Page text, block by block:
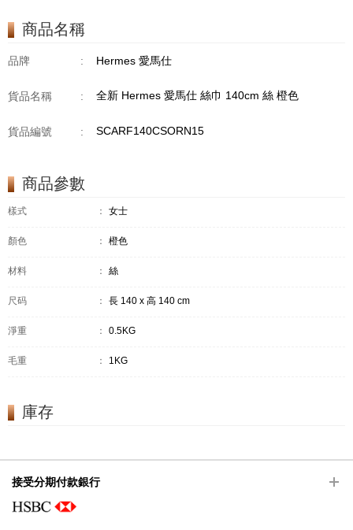
商品名稱
品牌 : Hermes 愛馬仕
貨品名稱 : 全新 Hermes 愛馬仕 絲巾 140cm 絲 橙色
貨品編號 : SCARF140CSORN15
商品參數
樣式 ： 女士
顏色 ： 橙色
材料 ： 絲
尺码 ： 長 140 x 高 140 cm
淨重 ： 0.5KG
毛重 ： 1KG
庫存
接受分期付款銀行